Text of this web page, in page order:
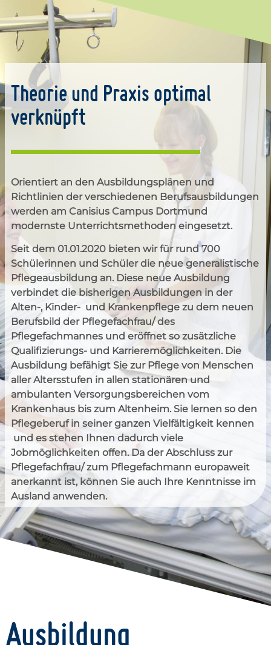
Theorie und Praxis optimal
verknüpft
Orientiert an den Ausbildungsplänen und
Richtlinien der verschiedenen Berufsausbildungen
werden am Canisius Campus Dortmund
modernste Unterrichtsmethoden eingesetzt.
Seit dem 01.01.2020 bieten wir für rund 700
Schülerinnen und Schüler die neue generalistische
Pflegeausbildung an. Diese neue Ausbildung
verbindet die bisherigen Ausbildungen in der
Alten-, Kinder- und Krankenpflege zu dem neuen
Berufsbild der Pflegefachfrau/ des
Pflegefachmannes und eröffnet so zusätzliche
Qualifizierungs- und Karrieremöglichkeiten. Die
Ausbildung befähigt Sie zur Pflege von Menschen
aller Altersstufen in allen stationären und
ambulanten Versorgungsbereichen vom
Krankenhaus bis zum Altenheim. Sie lernen so den
Pflegeberuf in seiner ganzen Vielfältigkeit kennen
und es stehen Ihnen dadurch viele
Jobmöglichkeiten offen. Da der Abschluss zur
Pflegefachfrau/ zum Pflegefachmann europaweit
anerkannt ist, können Sie auch Ihre Kenntnisse im
Ausland anwenden.
Ausbildung